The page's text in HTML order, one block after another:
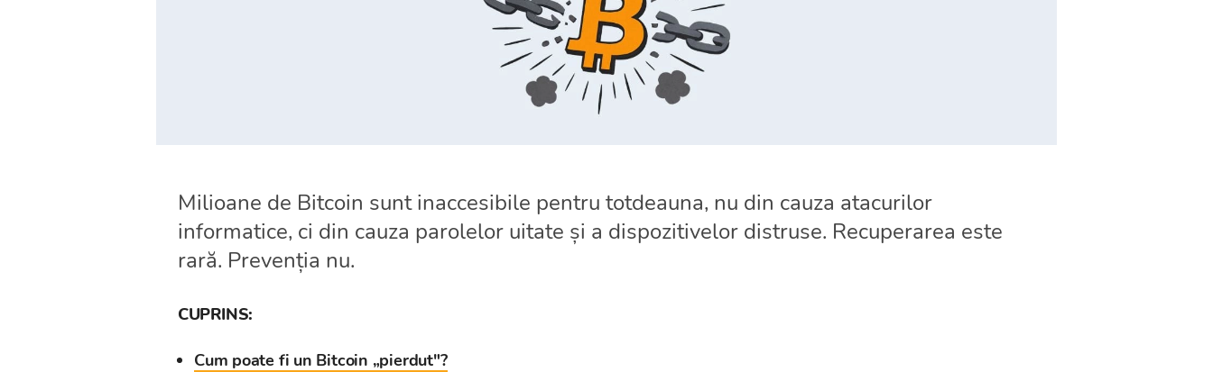
Milioane de Bitcoin sunt inaccesibile pentru totdeauna, nu din cauza atacurilor
informatice, ci din cauza parolelor uitate și a dispozitivelor distruse. Recuperarea este
rară. Prevenția nu.
CUPRINS:
Cum poate fi un Bitcoin „pierdut"?